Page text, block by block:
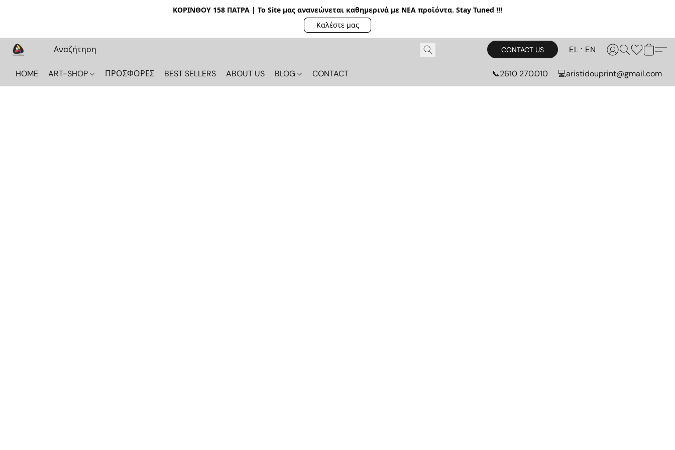
ΚΟΡΙΝΘΟΥ 158 ΠΑΤΡΑ | Το Site μας ανανεώνεται καθημερινά με ΝΕΑ προϊόντα. Stay Tuned !!!
Καλέστε μας
CONTACT US EL EN
HOME ART-SHOP ΠΡΟΣΦΟΡΕΣ BEST SELLERS ABOUT US BLOG CONTACT 📞2610 270.010 💻aristidouprint@gmail.com